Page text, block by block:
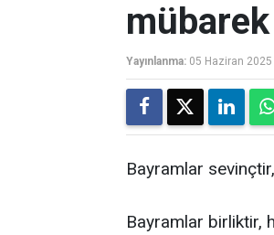
Yayınlanma: 05 Haziran
Bayramlar
Bayramlar birliktir,